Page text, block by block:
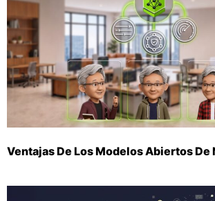
Ventajas De Los Modelos Abiertos De